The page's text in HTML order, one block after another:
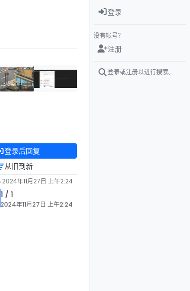
登录后回复
从旧到新
2024年11月27日 上午2:24
1 / 1
2024年11月27日 上午2:24
登录
没有帐号？
注册
登录或注册以进行搜索。